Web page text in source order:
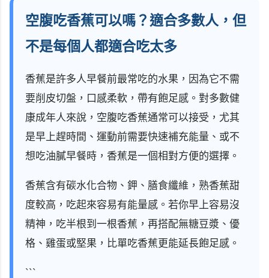
空腹吃香蕉可以嗎？適合多數人，但
不是每個人都適合吃太多
香蕉是許多人早餐前最常吃的水果，因為它不需
要削皮切盤，口感柔軟，帶有飽足感。對多數健
康成年人來說，空腹吃香蕉通常可以接受，尤其
是早上趕時間、運動前需要快速補充能量、或不
想吃油膩早餐時，香蕉是一個相對方便的選擇。
香蕉含有碳水化合物、鉀、膳食纖維，熟香蕉甜
度較高，吃起來容易有能量感。若你早上容易沒
精神，吃半根到一根香蕉，再搭配無糖豆漿、優
格、雞蛋或堅果，比單吃香蕉更能延長飽足感。
```